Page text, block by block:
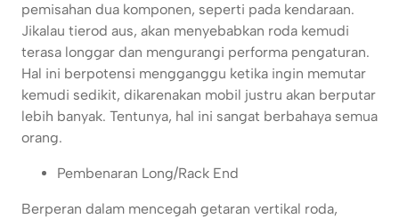
pemisahan dua komponen, seperti pada kendaraan.
Jikalau tierod aus, akan menyebabkan roda kemudi
terasa longgar dan mengurangi performa pengaturan.
Hal ini berpotensi mengganggu ketika ingin memutar
kemudi sedikit, dikarenakan mobil justru akan berputar
lebih banyak. Tentunya, hal ini sangat berbahaya semua
orang.
Pembenaran Long/Rack End
Berperan dalam mencegah getaran vertikal roda,